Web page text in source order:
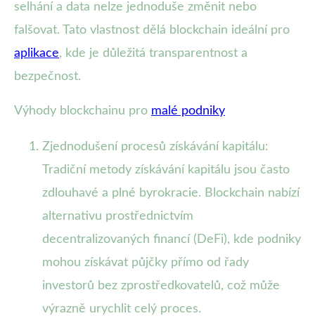
selhání a data nelze jednoduše změnit nebo
falšovat. Tato vlastnost dělá blockchain ideální pro
aplikace, kde je důležitá transparentnost a
bezpečnost.
Výhody blockchainu pro malé podniky
Zjednodušení procesů získávání kapitálu:
Tradiční metody získávání kapitálu jsou často
zdlouhavé a plné byrokracie. Blockchain nabízí
alternativu prostřednictvím
decentralizovaných financí (DeFi), kde podniky
mohou získávat půjčky přímo od řady
investorů bez zprostředkovatelů, což může
výrazně urychlit celý proces.